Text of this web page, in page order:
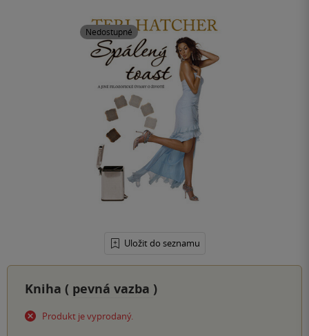
Nedostupné
Uložit do seznamu
Kniha ( pevná vazba )
Produkt je vyprodaný.